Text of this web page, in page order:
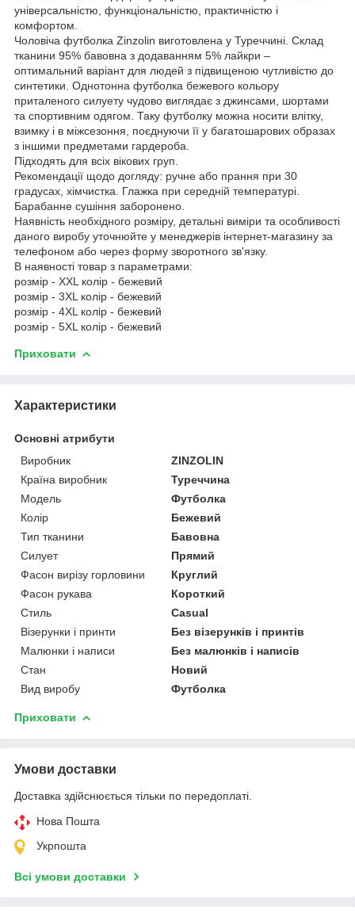
універсальністю, функціональністю, практичністю і
комфортом.
Чоловіча футболка Zinzolin виготовлена у Туреччині. Склад
тканини 95% бавовна з додаванням 5% лайкри –
оптимальний варіант для людей з підвищеною чутливістю до
синтетики. Однотонна футболка бежевого кольору
приталеного силуету чудово виглядає з джинсами, шортами
та спортивним одягом. Таку футболку можна носити влітку,
взимку і в міжсезоння, поєднуючи її у багатошарових образах
з іншими предметами гардероба.
Підходять для всіх вікових груп.
Рекомендації щодо догляду: ручне або прання при 30
градусах, хімчистка. Глажка при середній температурі.
Барабанне сушіння заборонено.
Наявність необхідного розміру, детальні виміри та особливості
даного виробу уточнюйте у менеджерів інтернет-магазину за
телефоном або через форму зворотного зв'язку.
В наявності товар з параметрами:
розмір - XXL колір - бежевий
розмір - 3XL колір - бежевий
розмір - 4XL колір - бежевий
розмір - 5XL колір - бежевий
Приховати
Характеристики
Основні атрибути
Виробник
ZINZOLIN
Країна виробник
Туреччина
Модель
Футболка
Колір
Бежевий
Тип тканини
Бавовна
Силует
Прямий
Фасон вирізу горловини
Круглий
Фасон рукава
Короткий
Стиль
Casual
Візерунки і принти
Без візерунків і принтів
Малюнки і написи
Без малюнків і написів
Стан
Новий
Вид виробу
Футболка
Приховати
Умови доставки
Доставка здійснюється тільки по передоплаті.
Нова Пошта
Укрпошта
Всі умови доставки